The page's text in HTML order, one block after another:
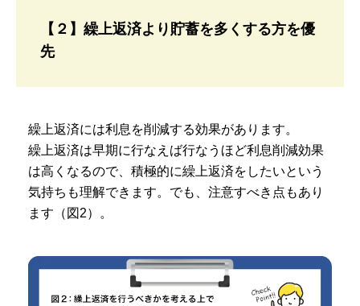
【２】繰上返済より貯蓄を多くする方を優
先
繰上返済には利息を削減する効果があります。
繰上返済は早期に行なえば行なうほど利息削減効果
は高くなるので、積極的に繰上返済をしたいという
気持ちも理解できます。でも、注意すべき点もあり
ます（図2）。